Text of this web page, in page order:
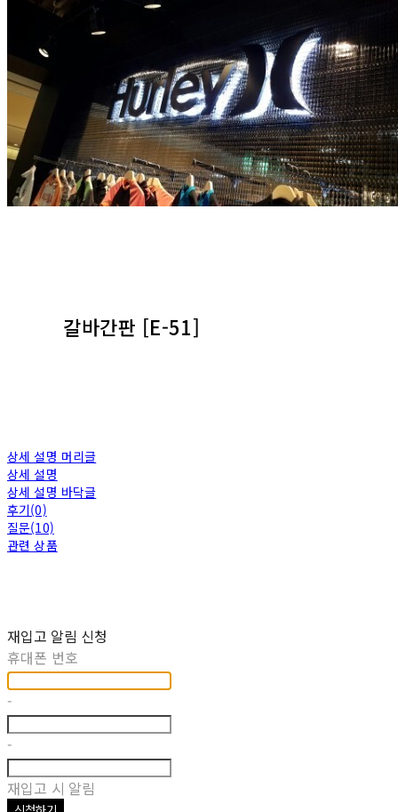
갈바간판 [E-51]
상세 설명 머리글
상세 설명
상세 설명 바닥글
후기(0)
질문(10)
관련 상품
재입고 알림 신청
휴대폰 번호
-
-
재입고 시 알림